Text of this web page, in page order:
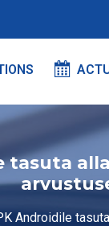
tasuta
Androidile